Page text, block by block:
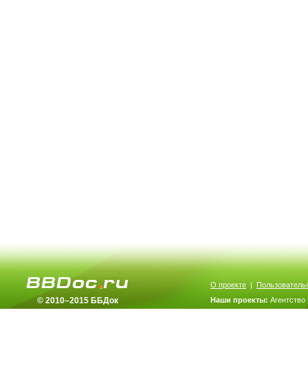
© 2010–2015 ББДок
О проекте |
Наши проекты: